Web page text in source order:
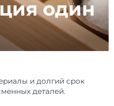
один
и долгий срок
деталей.